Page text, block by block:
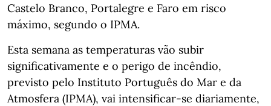
Castelo Branco, Portalegre e Faro em risco
máximo, segundo o IPMA.
Esta semana as temperaturas vão subir
significativamente e o perigo de incêndio,
previsto pelo Instituto Português do Mar e da
Atmosfera (IPMA), vai intensificar-se diariamente,